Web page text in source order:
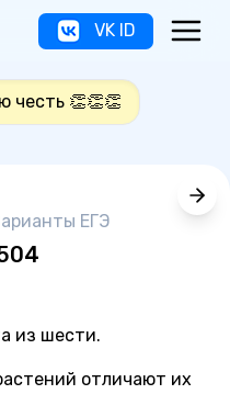
VK ID
честь 👏👏👏
ЕГЭ
из шести.
отличают их